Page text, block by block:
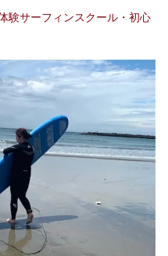
験サーフィンスクール・初心